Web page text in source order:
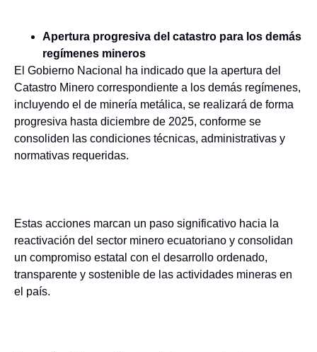
Apertura progresiva del catastro para los demás
regímenes mineros
El Gobierno Nacional ha indicado que la apertura del
Catastro Minero correspondiente a los demás regímenes,
incluyendo el de minería metálica, se realizará de forma
progresiva hasta diciembre de 2025, conforme se
consoliden las condiciones técnicas, administrativas y
normativas requeridas.
Estas acciones marcan un paso significativo hacia la
reactivación del sector minero ecuatoriano y consolidan
un compromiso estatal con el desarrollo ordenado,
transparente y sostenible de las actividades mineras en
el país.